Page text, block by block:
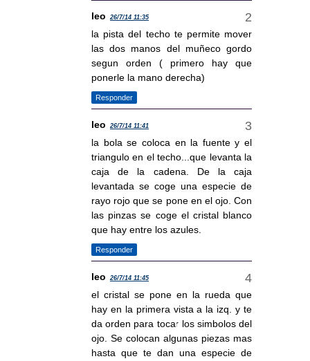
leo 26/7/14 11:35
la pista del techo te permite mover
las dos manos del muñeco gordo
segun orden ( primero hay que
ponerle la mano derecha)
Responder
leo 26/7/14 11:41
la bola se coloca en la fuente y el
triangulo en el techo...que levanta la
caja de la cadena. De la caja
levantada se coge una especie de
rayo rojo que se pone en el ojo. Con
las pinzas se coge el cristal blanco
que hay entre los azules.
Responder
leo 26/7/14 11:45
el cristal se pone en la rueda que
hay en la primera vista a la izq. y te
da orden para tocar los simbolos del
ojo. Se colocan algunas piezas mas
hasta que te dan una especie de